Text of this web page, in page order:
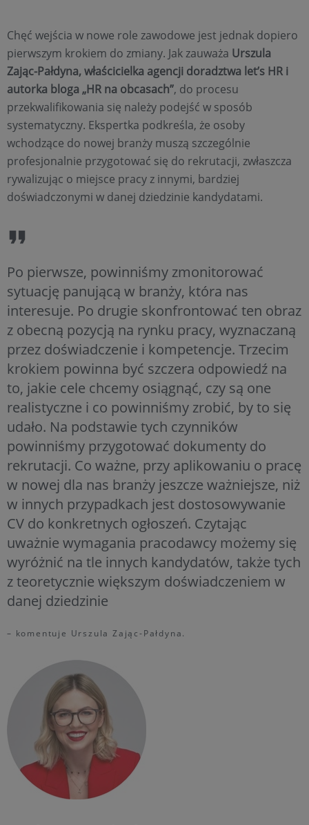
Chęć wejścia w nowe role zawodowe jest jednak dopiero
pierwszym krokiem do zmiany. Jak zauważa Urszula
Zając-Pałdyna, właścicielka agencji doradztwa let’s HR i
autorka bloga „HR na obcasach”, do procesu
przekwalifikowania się należy podejść w sposób
systematyczny. Ekspertka podkreśla, że osoby
wchodzące do nowej branży muszą szczególnie
profesjonalnie przygotować się do rekrutacji, zwłaszcza
rywalizując o miejsce pracy z innymi, bardziej
doświadczonymi w danej dziedzinie kandydatami.
Po pierwsze, powinniśmy zmonitorować
sytuację panującą w branży, która nas
interesuje. Po drugie skonfrontować ten obraz
z obecną pozycją na rynku pracy, wyznaczaną
przez doświadczenie i kompetencje. Trzecim
krokiem powinna być szczera odpowiedź na
to, jakie cele chcemy osiągnąć, czy są one
realistyczne i co powinniśmy zrobić, by to się
udało. Na podstawie tych czynników
powinniśmy przygotować dokumenty do
rekrutacji. Co ważne, przy aplikowaniu o pracę
w nowej dla nas branży jeszcze ważniejsze, niż
w innych przypadkach jest dostosowywanie
CV do konkretnych ogłoszeń. Czytając
uważnie wymagania pracodawcy możemy się
wyróżnić na tle innych kandydatów, także tych
z teoretycznie większym doświadczeniem w
danej dziedzinie
– komentuje Urszula Zając-Pałdyna.